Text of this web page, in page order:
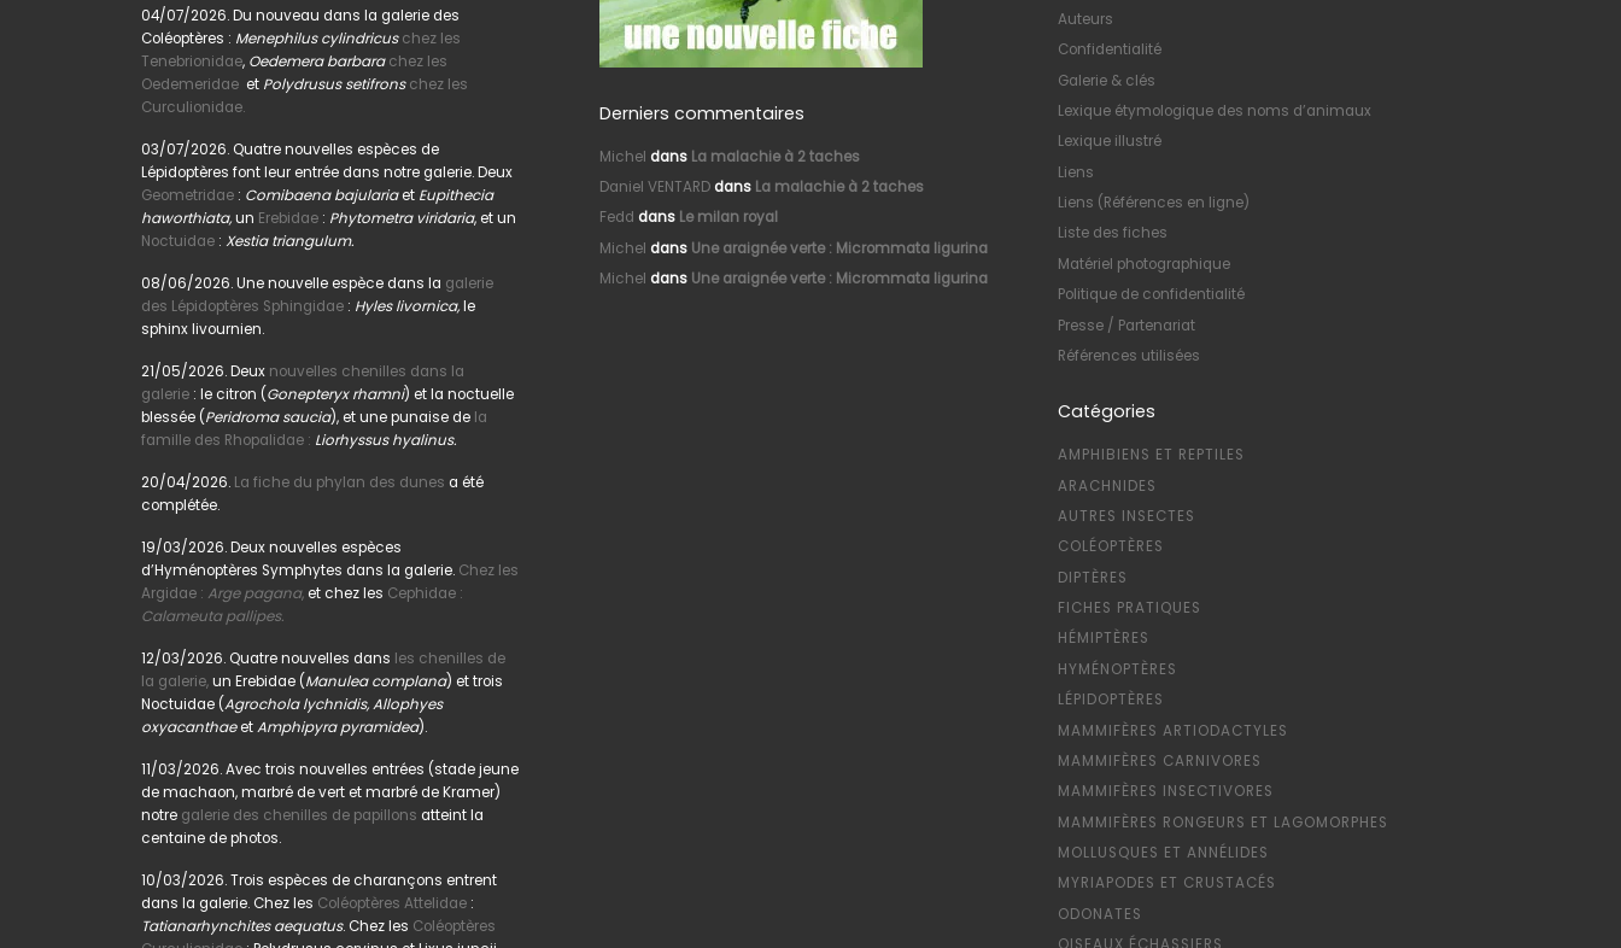
04/07/2026. Du nouveau dans la galerie des
Coléoptères : Menephilus cylindricus chez les
Tenebrionidae, Oedemera barbara chez les
Oedemeridae et Polydrusus setifrons chez les
Curculionidae.
03/07/2026. Quatre nouvelles espèces de
Lépidoptères font leur entrée dans notre galerie. Deux
Geometridae : Comibaena bajulariaet Eupithecia
haworthiata,un Erebidae : Phytometra viridaria, et un
Noctuidae : Xestia triangulum.
08/06/2026. Une nouvelle espèce dans la galerie
des Lépidoptères Sphingidae : Hyles livornica,le
sphinx livournien.
21/05/2026. Deux nouvelles chenilles dans la
galerie : le citron (Gonepteryx rhamni) et la noctuelle
blessée (Peridroma saucia), et une punaise de la
famille des Rhopalidae : Liorhyssus hyalinus.
20/04/2026. La fiche du phylan des dunes a été
complétée.
19/03/2026. Deux nouvelles espèces
d’Hyménoptères Symphytes dans la galerie. Chez les
Argidae : Arge pagana,et chez les Cephidae :
Calameuta pallipes.
12/03/2026. Quatre nouvelles dans les chenilles de
la galerie,un Erebidae (Manulea complana) et trois
Noctuidae (Agrochola lychnidis, Allophyes
oxyacanthaeetAmphipyra pyramidea).
11/03/2026. Avec trois nouvelles entrées (stade jeune
de machaon, marbré de vert et marbré de Kramer)
notre galerie des chenilles de papillons atteint la
centaine de photos.
10/03/2026. Trois espèces de charançons entrent
dans la galerie. Chez les Coléoptères Attelidae :
Tatianarhynchites aequatus. Chez les Coléoptères
Derniers commentaires
Michel dans La malachie à 2 taches
Daniel VENTARD dans La malachie à 2 taches
Fedd dans Le milan royal
Michel dans Une araignée verte : Micrommata ligurina
Michel dans Une araignée verte : Micrommata ligurina
Auteurs
Confidentialité
Galerie & clés
Lexique étymologique des noms d’animaux
Lexique illustré
Liens
Liens (Références en ligne)
Liste des fiches
Matériel photographique
Politique de confidentialité
Presse / Partenariat
Références utilisées
Catégories
AMPHIBIENS ET REPTILES
ARACHNIDES
AUTRES INSECTES
COLÉOPTÈRES
DIPTÈRES
FICHES PRATIQUES
HÉMIPTÈRES
HYMÉNOPTÈRES
LÉPIDOPTÈRES
MAMMIFÈRES ARTIODACTYLES
MAMMIFÈRES CARNIVORES
MAMMIFÈRES INSECTIVORES
MAMMIFÈRES RONGEURS ET LAGOMORPHES
MOLLUSQUES ET ANNÉLIDES
MYRIAPODES ET CRUSTACÉS
ODONATES